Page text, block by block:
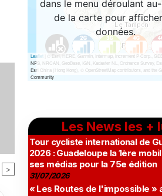
>
Les News les +
Tour cycliste international de
2026 : Guadeloupe la 1ère
ses médias pour la 75e édition
31/07/2026
« Les Routes de l'impossible »